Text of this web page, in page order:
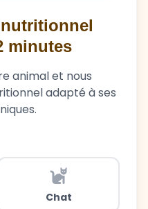
minutes
animal et nous
adapté à ses
Chat